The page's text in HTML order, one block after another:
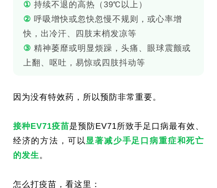
① 持续不退的高热（39℃以上）
② 呼吸增快或忽快忽慢不规则，或心率增
快，出冷汗、四肢末梢发凉等
③ 精神萎靡或明显烦躁，头痛、眼球震颤或
上翻、呕吐，易惊或四肢抖动等
因为没有特效药，所以预防非常重要。
接种EV71疫苗是预防EV71所致手足口病最有效、
经济的方法，可以显著减少手足口病重症和死亡
的发生。
怎么打疫苗，看这里：